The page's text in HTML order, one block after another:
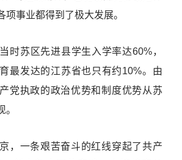
项事业都得到了极大发展。
苏区先进县学生入学率达60%，
最发达的江苏省也只有约10%。由
党执政的政治优势和制度优势从苏
。
一条艰苦奋斗的红线穿起了共产